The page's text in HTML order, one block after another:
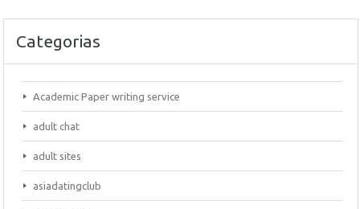
Categorias
Academic Paper writing service
adult chat
adult sites
asiadatingclub